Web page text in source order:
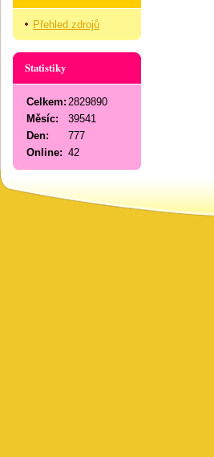
Přehled zdrojů
Statistiky
Online: 42
Celkem: 2829890
Měsíc:
39541
Den:
777